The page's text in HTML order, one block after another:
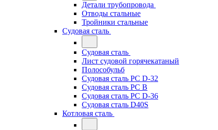
Детали трубопровода
Отводы стальные
Тройники стальные
Судовая сталь
Судовая сталь
Лист судовой горячекатаный
Полособульб
Судовая сталь РС D-32
Судовая сталь РС В
Судовая сталь РС D-36
Судовая сталь D40S
Котловая сталь